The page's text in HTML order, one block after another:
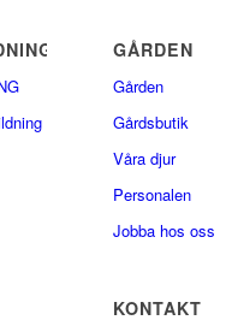
GÅRDEN
Gården
Gårdsbutik
Våra djur
Personalen
Jobba hos oss
KONTAKT